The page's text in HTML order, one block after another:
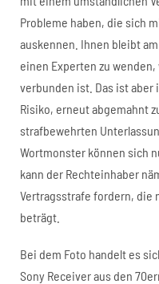
Probleme haben, die sich
auskennen. Ihnen bleibt
einen Experten zu
verbunden ist. Das ist aber
Risiko, erneut abgemahnt
strafbewehrten
Wortmonster können sich
kann der Rechteinhaber
Vertragsstrafe fordern, die
beträgt.
Bei dem Foto handelt es
Sony Receiver aus den